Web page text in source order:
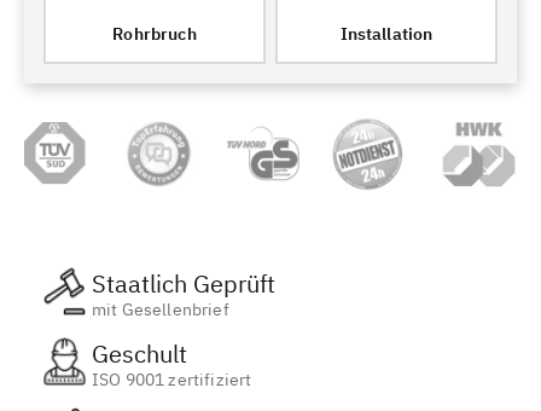
Rohrbruch Installation
Staatlich Geprüft
mit Gesellenbrief
Geschult
ISO 9001 zertifiziert